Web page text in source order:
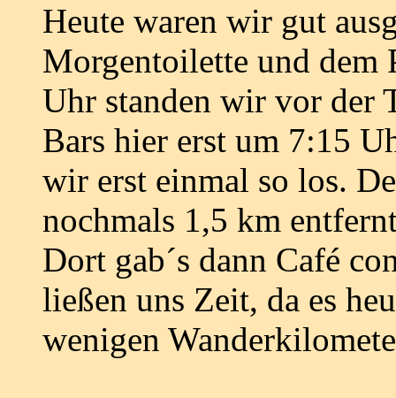
Heute waren wir gut
Morgentoilette und dem
Uhr standen wir vor der
Bars hier erst um 7:15
wir erst einmal so los.
nochmals 1,5 km
Dort gab´s dann Café
ließen uns Zeit, da es
wenigen